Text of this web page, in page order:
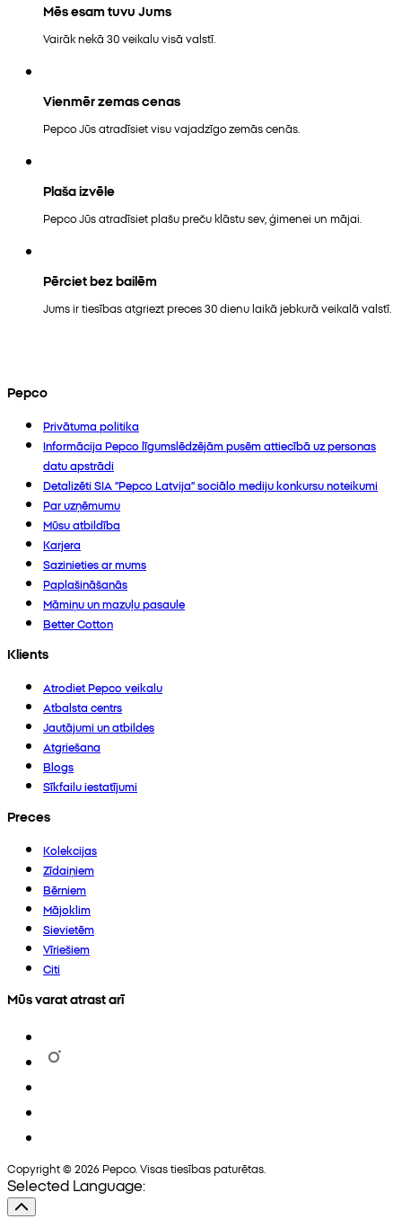
Mēs esam tuvu Jums
Vairāk nekā 30 veikalu visā valstī.
Vienmēr zemas cenas
Pepco Jūs atradīsiet visu vajadzīgo zemās cenās.
Plaša izvēle
Pepco Jūs atradīsiet plašu preču klāstu sev, ģimenei un mājai.
Pērciet bez bailēm
Jums ir tiesības atgriezt preces 30 dienu laikā jebkurā veikalā valstī.
Pepco
Privātuma politika
Informācija Pepco līgumslēdzējām pusēm attiecībā uz personas
datu apstrādi
Detalizēti SIA “Pepco Latvija” sociālo mediju konkursu noteikumi
Par uzņēmumu
Mūsu atbildība
Karjera
Sazinieties ar mums
Paplašināšanās
Māmiņu un mazuļu pasaule
Better Cotton
Klients
Atrodiet Pepco veikalu
Atbalsta centrs
Jautājumi un atbildes
Atgriešana
Blogs
Sīkfailu iestatījumi
Preces
Kolekcijas
Zīdaiņiem
Bērniem
Mājoklim
Sievietēm
Vīriešiem
Citi
Mūs varat atrast arī
Copyright © 2026 Pepco. Visas tiesības paturētas.
Selected Language: